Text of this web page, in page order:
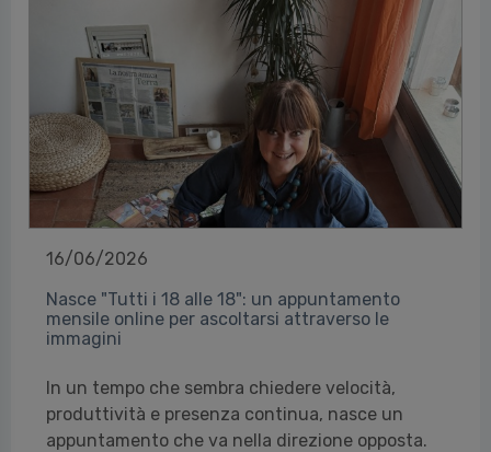
16/06/2026
Nasce "Tutti i 18 alle 18": un appuntamento
mensile online per ascoltarsi attraverso le
immagini
In un tempo che sembra chiedere velocità,
produttività e presenza continua, nasce un
appuntamento che va nella direzione opposta.